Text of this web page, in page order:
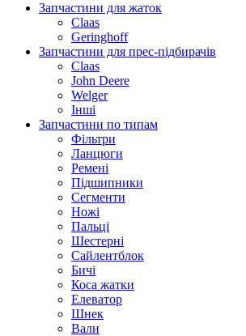
Запчастини для жаток
Claas
Geringhoff
Запчастини для прес-підбирачів
Claas
John Deere
Welger
Інші
Запчастини по типам
Фільтри
Ланцюги
Ремені
Підшипники
Сегменти
Ножі
Пальці
Шестерні
Сайлентблок
Бичі
Коса жатки
Елеватор
Шнек
Вали